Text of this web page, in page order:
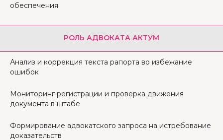
обеспечения
РОЛЬ АДВОКАТА АКТУМ
Анализ и коррекция текста рапорта во избежание
ошибок
Мониторинг регистрации и проверка движения
документа в штабе
Формирование адвокатского запроса на истребование
доказательств